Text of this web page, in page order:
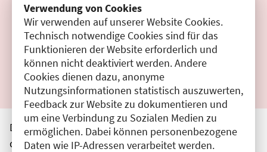
Verwendung von Cookies
Wir verwenden auf unserer Website Cookies.
Technisch notwendige Cookies sind für das
Funktionieren der Website erforderlich und
können nicht deaktiviert werden. Andere
Cookies dienen dazu, anonyme
Nutzungsinformationen statistisch auszuwerten,
Feedback zur Website zu dokumentieren und
um eine Verbindung zu Sozialen Medien zu
ermöglichen. Dabei können personenbezogene
Daten wie IP-Adressen verarbeitet werden.
Filter zurücksetzen
Ergebnisse drucken
Die hier aufgeführten Veranstaltungen entsprechen
den unmittelbar vom Veranstalter getätigten Angaben.